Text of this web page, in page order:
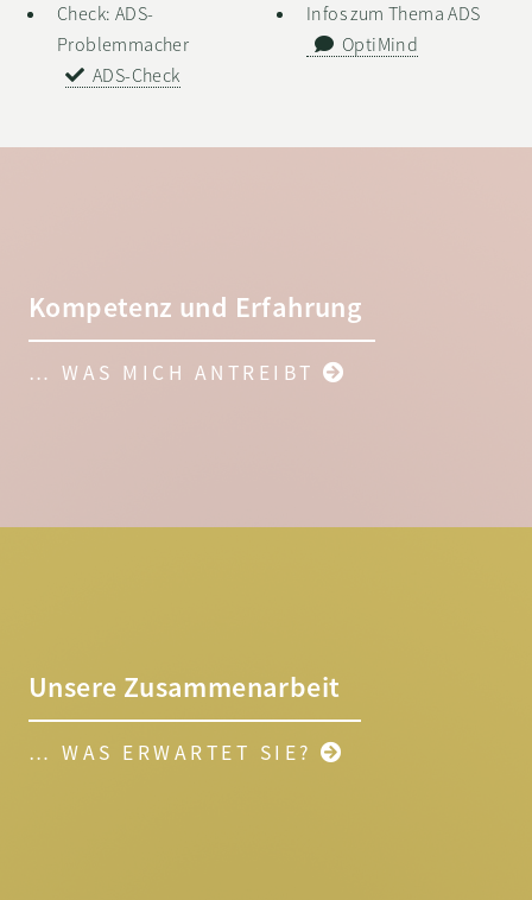
Check: ADS-
Problemmacher
ADS-Check
Infos zum Thema ADS
OptiMind
Kompetenz und Erfahrung
… WAS MICH ANTREIBT
Unsere Zusammenarbeit
… WAS ERWARTET SIE?